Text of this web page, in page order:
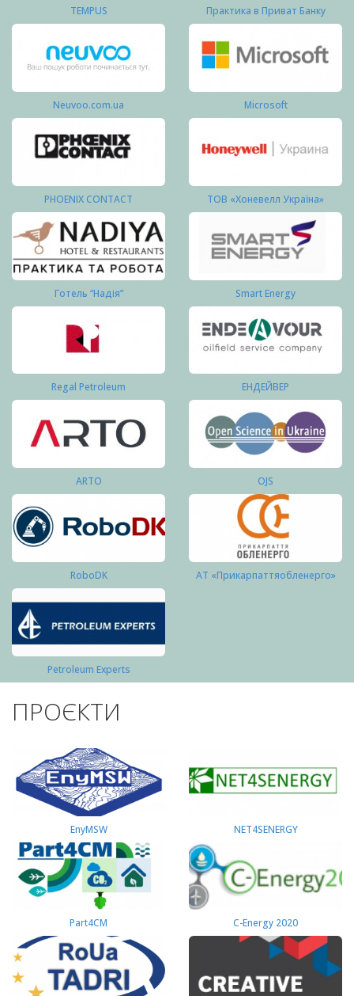
TEMPUS Практика в Приват Банку
Neuvoo.com.ua Microsoft
PHOENIX CONTACT ТОВ «Хоневелл Україна»
Готель “Надія” Smart Energy
Regal Petroleum ЕНДЕЙВЕР
ARTO OJS
RoboDK АТ «Прикарпаттяобленерго»
Petroleum Experts
ПРОЄКТИ
EnyMSW NET4SENERGY
Part4СМ C-Energy 2020